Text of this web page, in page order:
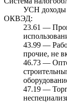
УСН доходы
ОКВЭД:
23.61 —
43.99 —
прочие, не
46.73 —
47.19 —